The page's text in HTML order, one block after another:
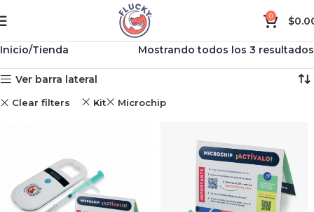
0 $
Inicio Tienda Mostrando todos los 3 resultados
Ver barra lateral
Clear filters Kit Microchip